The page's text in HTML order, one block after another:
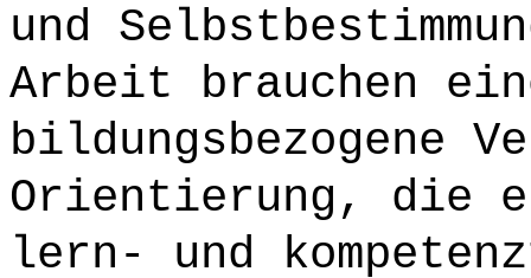
und
Arbeit brauchen
bildungsbezogene
Orientierung, die
lern- und